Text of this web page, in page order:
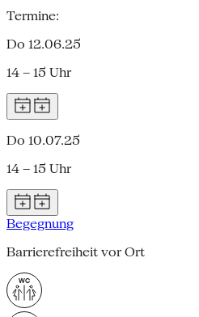
Termine:
Do 12.06.25
14 – 15 Uhr
Do 10.07.25
14 – 15 Uhr
Begegnung
Barrierefreiheit vor Ort